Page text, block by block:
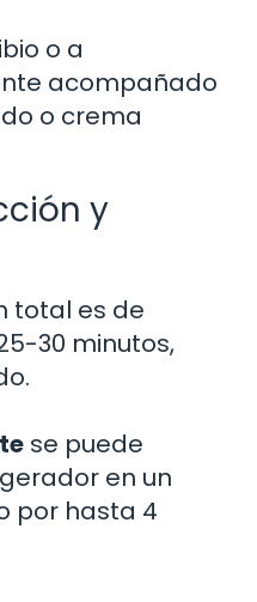
o a
acompañado
o crema
y
total es de
30 minutos,
se puede
en un
por hasta 4